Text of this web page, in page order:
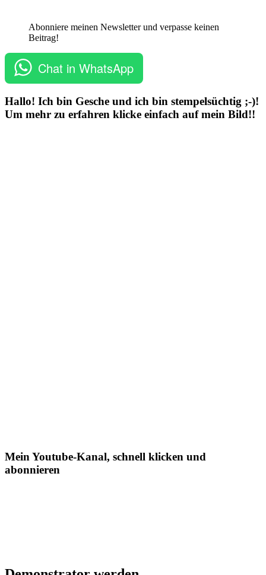
Abonniere meinen Newsletter und verpasse keinen
Beitrag!
Chat in WhatsApp
Hallo! Ich bin Gesche und ich bin stempelsüchtig ;-)!
Um mehr zu erfahren klicke einfach auf mein Bild!!
Mein Youtube-Kanal, schnell klicken und
abonnieren